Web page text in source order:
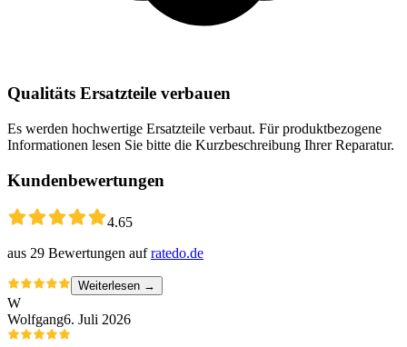
Qualitäts Ersatzteile verbauen
Es werden hochwertige Ersatzteile verbaut. Für produktbezogene
Informationen lesen Sie bitte die Kurzbeschreibung Ihrer Reparatur.
Kundenbewertungen
4.65
aus 29 Bewertungen auf ratedo.de
Weiterlesen →
W
Wolfgang6. Juli 2026